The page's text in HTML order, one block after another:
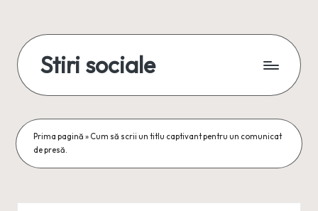
content
Stiri sociale
conexiuni
reale
Prima pagină » Cum să scrii un titlu captivant pentru un comunicat
de presă.